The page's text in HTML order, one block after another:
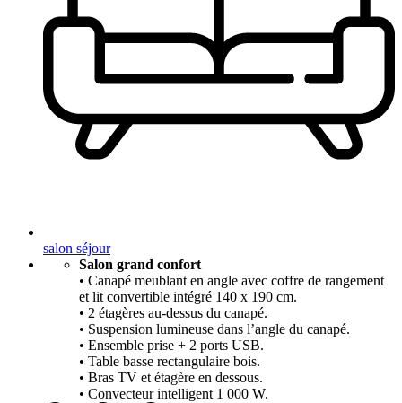
salon séjour
Salon grand confort
• Canapé meublant en angle avec coffre de rangement
et lit convertible intégré 140 x 190 cm.
• 2 étagères au-dessus du canapé.
• Suspension lumineuse dans l’angle du canapé.
• Ensemble prise + 2 ports USB.
• Table basse rectangulaire bois.
• Bras TV et étagère en dessous.
• Convecteur intelligent 1 000 W.